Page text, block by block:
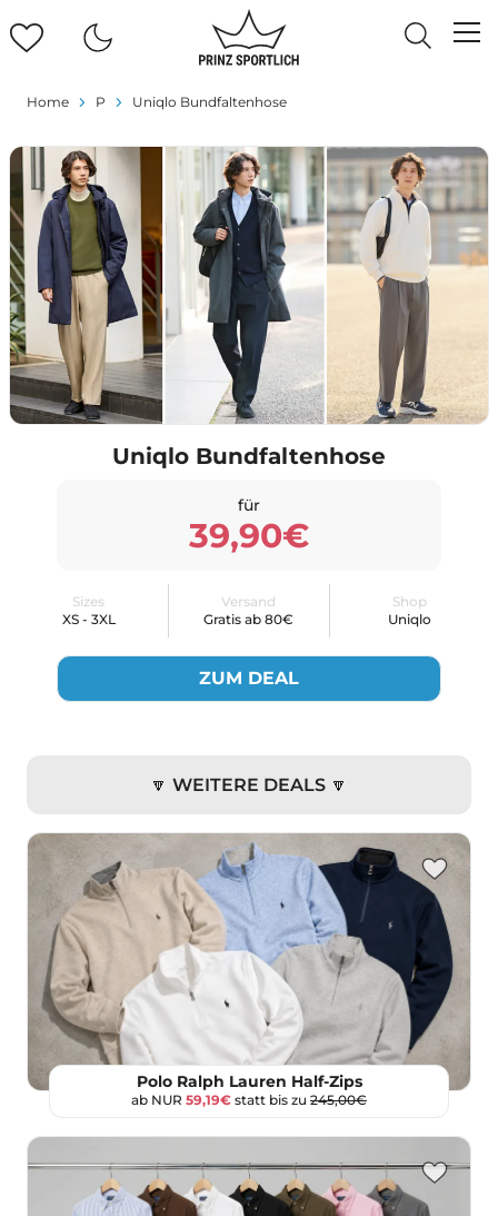
Home P Uniqlo Bundfaltenhose
Uniqlo Bundfaltenhose
für
39,90€
Sizes
XS - 3XL
Versand
Gratis ab 80€
Shop
Uniqlo
ZUM DEAL
🔽 WEITERE DEALS 🔽
Polo Ralph Lauren Half-Zips
ab NUR 59,19€ statt bis zu 245,00€